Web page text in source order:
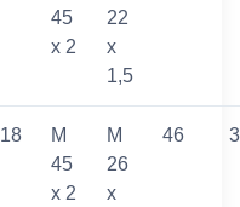
45
x 2
22
x
1,5
18
M
45
x 2
M
26
x
46